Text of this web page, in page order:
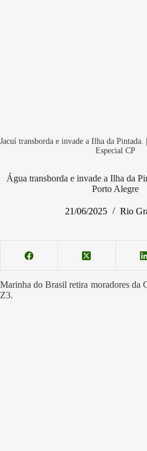
Jacuí transborda e invade a Ilha da
Especial CP
Água transborda e invade a Ilha da
Porto Alegre
21/06/2025 Rio
Marinha do Brasil retira moradores da
Z3.